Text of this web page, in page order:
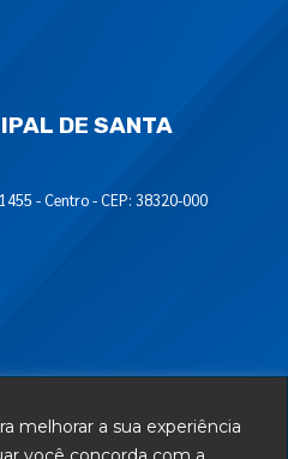
melhorar a sua experiência
DE SANTA
- Centro - CEP: 38320-000